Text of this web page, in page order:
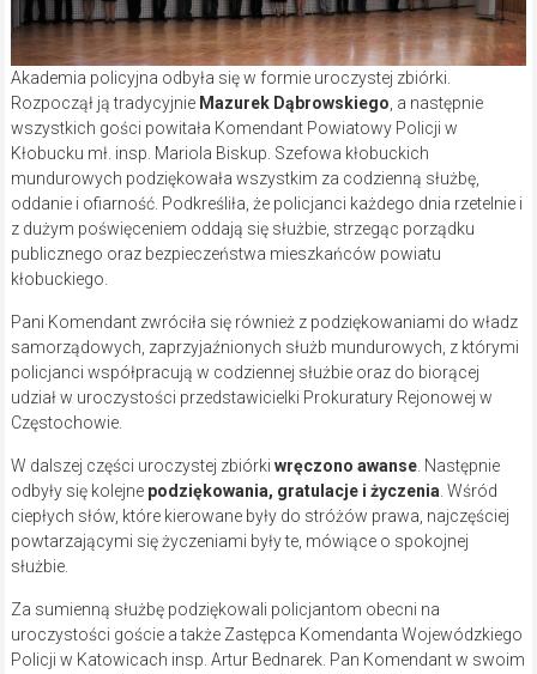
Akademia policyjna odbyła się w formie uroczystej zbiórki.
Rozpoczął ją tradycyjnie Mazurek Dąbrowskiego , a następnie
wszystkich gości powitała Komendant Powiatowy Policji w
Kłobucku mł. insp. Mariola Biskup. Szefowa kłobuckich
mundurowych podziękowała wszystkim za codzienną służbę,
oddanie i ofiarność. Podkreśliła, że policjanci każdego dnia rzetelnie i
z dużym poświęceniem oddają się służbie, strzegąc porządku
publicznego oraz bezpieczeństwa mieszkańców powiatu
kłobuckiego.
Pani Komendant zwróciła się również z podziękowaniami do władz
samorządowych, zaprzyjaźnionych służb mundurowych, z którymi
policjanci współpracują w codziennej służbie oraz do biorącej
udział w uroczystości przedstawicielki Prokuratury Rejonowej w
Częstochowie.
W dalszej części uroczystej zbiórki wręczono awanse. Następnie
odbyły się kolejne podziękowania, gratulacje i życzenia . Wśród
ciepłych słów, które kierowane były do stróżów prawa, najczęściej
powtarzającymi się życzeniami były te, mówiące o spokojnej
służbie.
Za sumienną służbę podziękowali policjantom obecni na
uroczystości goście a także Zastępca Komendanta Wojewódzkiego
Policji w Katowicach insp. Artur Bednarek. Pan Komendant w swoim